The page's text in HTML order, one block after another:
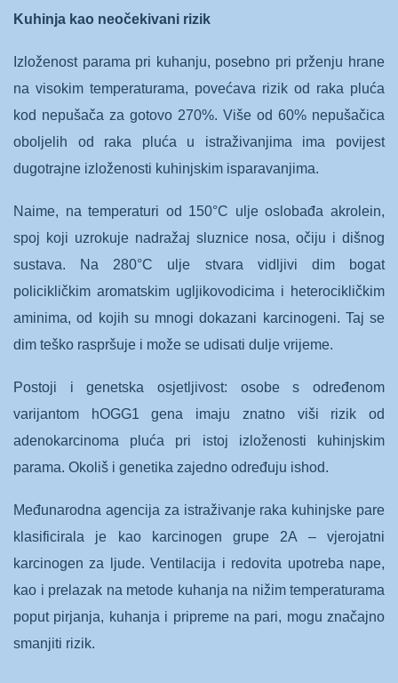
Kuhinja kao neočekivani rizik
Izloženost parama pri kuhanju, posebno pri prženju hrane
na visokim temperaturama, povećava rizik od raka pluća
kod nepušača za gotovo 270%. Više od 60% nepušačica
oboljelih od raka pluća u istraživanjima ima povijest
dugotrajne izloženosti kuhinjskim isparavanjima.
Naime, na temperaturi od 150°C ulje oslobađa akrolein,
spoj koji uzrokuje nadražaj sluznice nosa, očiju i dišnog
sustava. Na 280°C ulje stvara vidljivi dim bogat
policikličkim aromatskim ugljikovodicima i heterocikličkim
aminima, od kojih su mnogi dokazani karcinogeni. Taj se
dim teško raspršuje i može se udisati dulje vrijeme.
Postoji i genetska osjetljivost: osobe s određenom
varijantom hOGG1 gena imaju znatno viši rizik od
adenokarcinoma pluća pri istoj izloženosti kuhinjskim
parama. Okoliš i genetika zajedno određuju ishod.
Međunarodna agencija za istraživanje raka kuhinjske pare
klasificirala je kao karcinogen grupe 2A – vjerojatni
karcinogen za ljude. Ventilacija i redovita upotreba nape,
kao i prelazak na metode kuhanja na nižim temperaturama
poput pirjanja, kuhanja i pripreme na pari, mogu značajno
smanjiti rizik.